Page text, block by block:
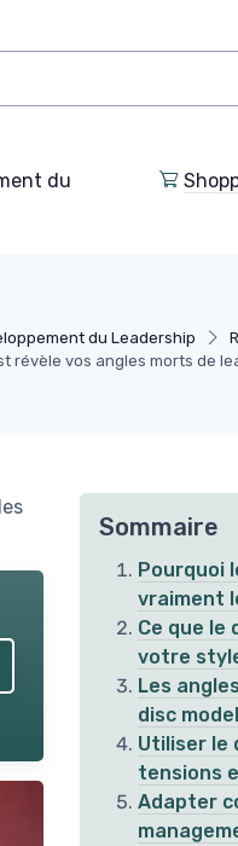
du
du Leadership
révèle vos angles morts de
Sommaire
Pourquoi
vraiment
Ce que le
votre
Les
disc
Utiliser le
tensions
Adapter